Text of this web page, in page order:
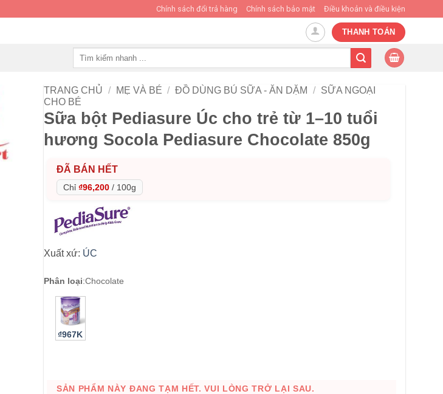
Chính sách đổi trả hàng Chính sách bảo mật Điều khoản và điều kiện
THANH TOÁN
TRANG CHỦ / MẸ VÀ BÉ / ĐỒ DÙNG BÚ SỮA - ĂN DẶM / SỮA NGOẠI
CHO BÉ
Sữa bột Pediasure Úc cho trẻ từ 1–10 tuổi
hương Socola Pediasure Chocolate 850g
ĐÃ BÁN HẾT
Chỉ ₫96,200 / 100g
Xuất xứ: ÚC
Phân loại:Chocolate
₫967K
SẢN PHẨM NÀY ĐANG TẠM HẾT. VUI LÒNG TRỞ LẠI SAU.